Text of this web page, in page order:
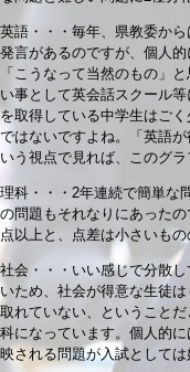
英語・・・毎年、県教委か
発言があるのですが、個人
「こうなって当然のもの」
い事として英会話スクール
を取得している中学生はご
ではないですよね。「英語
いう視点で見れば、このグ
理科・・・2年連続で簡単な
の問題もそれなりにあった
点以上と、点差は小さいも
社会・・・いい感じで分散
いため、社会が得意な生徒
取れていない、ということ
科になっています。個人的
映される問題が入試としては